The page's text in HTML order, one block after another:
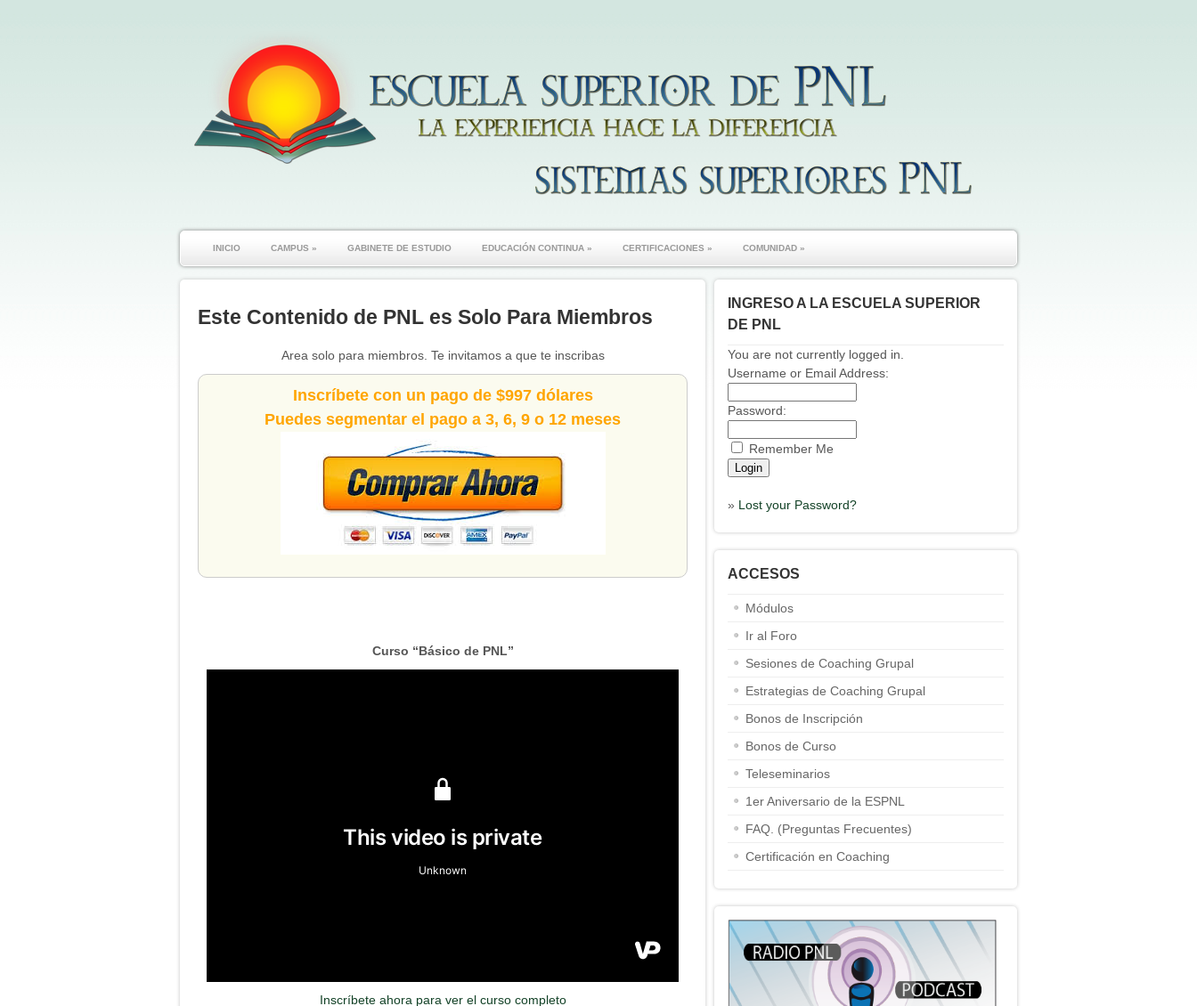
INICIO CAMPUS » GABINETE DE ESTUDIO EDUCACIÓN CONTINUA » CERTIFICACIONES » COMUNIDAD »
Este Contenido de PNL es Solo Para Miembros
Area solo para miembros. Te invitamos a que te inscribas
Inscríbete con un pago de $997 dólares
Puedes segmentar el pago a 3, 6, 9 o 12 meses
Curso “Básico de PNL”
Inscríbete ahora para ver el curso completo
INGRESO A LA ESCUELA SUPERIOR
DE PNL
You are not currently logged in.
Username or Email Address:
Password:
Remember Me
» Lost your Password?
ACCESOS
Módulos
Ir al Foro
Sesiones de Coaching Grupal
Estrategias de Coaching Grupal
Bonos de Inscripción
Bonos de Curso
Teleseminarios
1er Aniversario de la ESPNL
FAQ. (Preguntas Frecuentes)
Certificación en Coaching